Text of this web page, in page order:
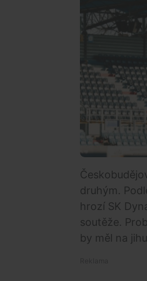
druhým.
hrozí SK
soutěže.
by měl na